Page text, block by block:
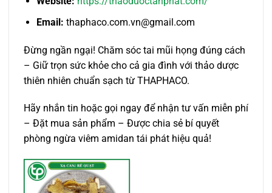
Email: thaphaco.com.vn@gmail.com
Đừng ngần ngại! Chăm sóc tai mũi họng đúng cách
– Giữ trọn sức khỏe cho cả gia đình với thảo dược
thiên nhiên chuẩn sạch từ THAPHACO.
Hãy nhắn tin hoặc gọi ngay để nhận tư vấn miễn phí
– Đặt mua sản phẩm – Được chia sẻ bí quyết
phòng ngừa viêm amidan tái phát hiệu quả!